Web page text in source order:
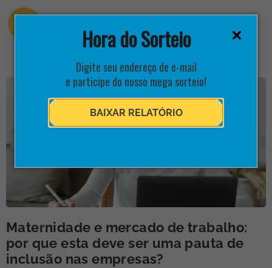
Hora do Sorteio
Digite seu endereço de e-mail
e participe do nosso mega sorteio!
BAIXAR RELATÓRIO
Maternidade e mercado de trabalho:
por que esta deve ser uma pauta de
inclusão nas empresas?